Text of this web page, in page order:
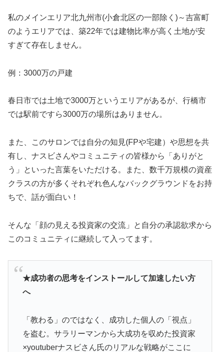
私のメインエリア北九州市(小倉北区の一部除く)～吉富町
のようエリアでは、築22年では建物比率が高く土地が安
すぎて存在しません。
例：3000万の戸建
春日市では土地で3000万というエリアがあるが、行橋市
では駅前ですら3000万の場所はありません。
また、このサロンでは自分の知見(FPや宅建）や思想を共
有し、ナスビさんやコミュニティの皆様から「ありがと
う」といった言葉をいただける。また、数千万規模の資産
クラスの方が多くそれぞれ色んなバックグラウンドをお持
ちで、話が面白い！
そんな「顔の見える投資家の交流」と自分の承認欲求から
このコミュニティに継続して入ってます。
★成功者の思考をインストールして加速したい方
へ
「教わる」のではなく、成功した個人の「視点」
を盗む。サラリーマンから大成功を収めた投資家
×youtuberナスビさん氏のリアルな戦略がここに